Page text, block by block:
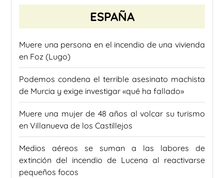
ESPAÑA
Muere una persona en el incendio de una vivienda
en Foz (Lugo)
Podemos condena el terrible asesinato machista
de Murcia y exige investigar «qué ha fallado»
Muere una mujer de 48 años al volcar su turismo
en Villanueva de los Castillejos
Medios aéreos se suman a las labores de
extinción del incendio de Lucena al reactivarse
pequeños focos